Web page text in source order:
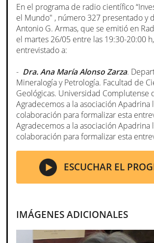
En el programa de radio científico
el Mundo" , número 327 presentado y
Antonio G. Armas, que se emitió en
el martes 26/05 entre las 19:30-20:00
entrevistado a:
- Dra. Ana María Alonso Zarza.
Mineralogía y Petrología. Facultad de
Geológicas. Universidad Complutense
Agradecemos a la asociación Apadrina
colaboración para formalizar esta
Agradecemos a la asociación Apadrina
colaboración para formalizar esta
ESCUCHAR EL
IMÁGENES ADICIONALES